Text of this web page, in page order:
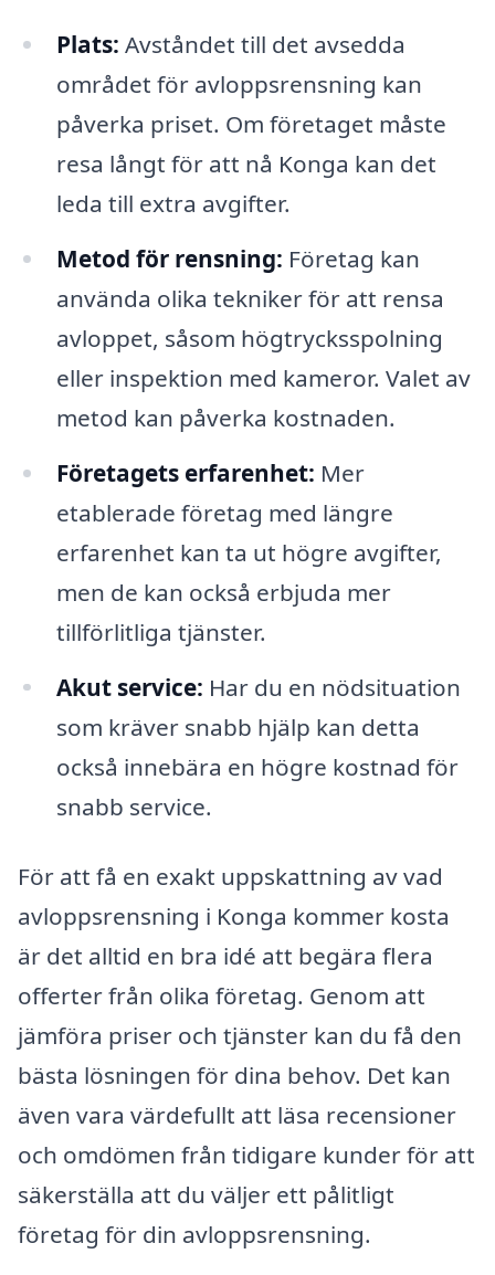
Plats: Avståndet till det avsedda
området för avloppsrensning kan
påverka priset. Om företaget måste
resa långt för att nå Konga kan det
leda till extra avgifter.
Metod för rensning: Företag kan
använda olika tekniker för att rensa
avloppet, såsom högtrycksspolning
eller inspektion med kameror. Valet av
metod kan påverka kostnaden.
Företagets erfarenhet: Mer
etablerade företag med längre
erfarenhet kan ta ut högre avgifter,
men de kan också erbjuda mer
tillförlitliga tjänster.
Akut service: Har du en nödsituation
som kräver snabb hjälp kan detta
också innebära en högre kostnad för
snabb service.
För att få en exakt uppskattning av vad
avloppsrensning i Konga kommer kosta
är det alltid en bra idé att begära flera
offerter från olika företag. Genom att
jämföra priser och tjänster kan du få den
bästa lösningen för dina behov. Det kan
även vara värdefullt att läsa recensioner
och omdömen från tidigare kunder för att
säkerställa att du väljer ett pålitligt
företag för din avloppsrensning.